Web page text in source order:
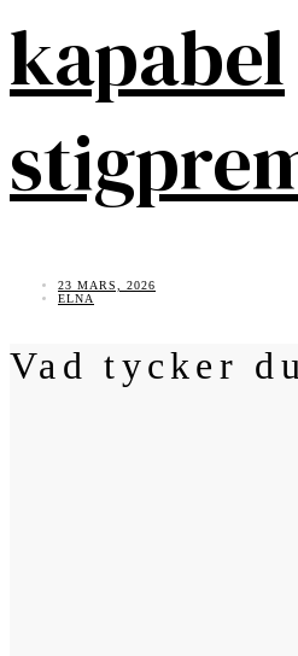
kapabel
23 MARS, 2026
ELNA
Vad tycker